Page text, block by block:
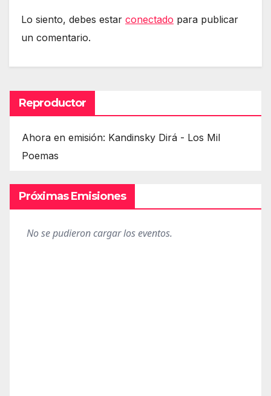
Lo siento, debes estar conectado para publicar
un comentario.
Reproductor
Ahora en emisión: Kandinsky Dirá - Los Mil
Poemas
Próximas Emisiones